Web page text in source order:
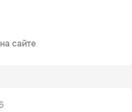
сайте